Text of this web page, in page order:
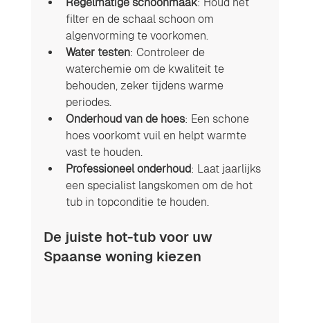
filter en de schaal schoon om
algenvorming te voorkomen.
Water testen: Controleer de
waterchemie om de kwaliteit te
behouden, zeker tijdens warme
periodes.
Onderhoud van de hoes: Een schone
hoes voorkomt vuil en helpt warmte
vast te houden.
Professioneel onderhoud: Laat jaarlijks
een specialist langskomen om de hot
tub in topconditie te houden.
De juiste hot-tub voor uw
Spaanse woning kiezen